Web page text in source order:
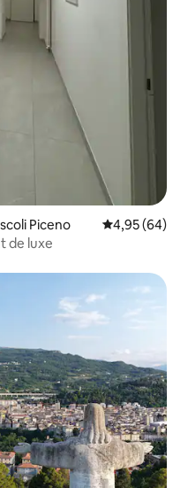
Piceno Évaluation
4,95 (64)
de luxe
appréciés